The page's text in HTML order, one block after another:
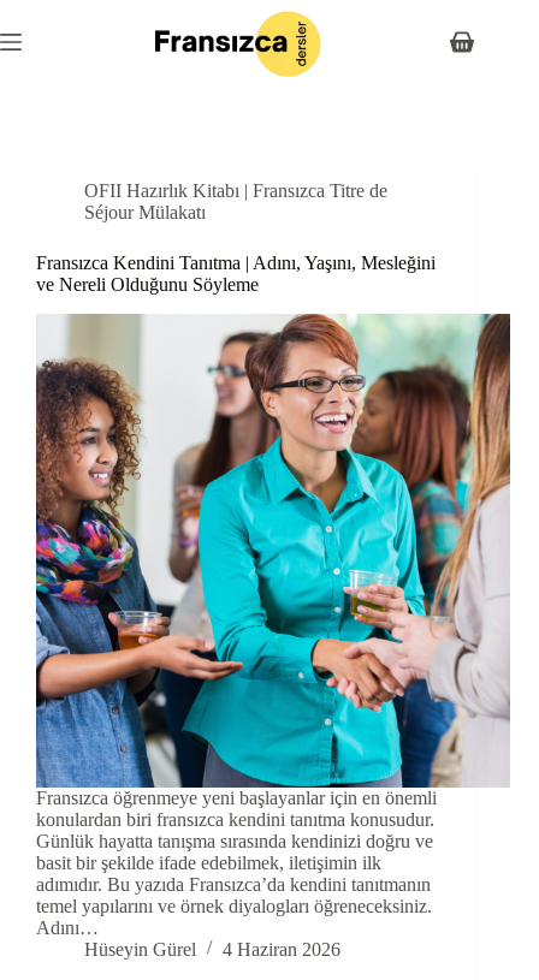
to
content
Shopping
OFII Hazırlık Kitabı | Fransızca Titre de
Séjour Mülakatı
Fransızca Kendini Tanıtma | Adını, Yaşını, Mesleğini
ve Nereli Olduğunu Söyleme
Fransızca öğrenmeye yeni başlayanlar için en önemli
konulardan biri fransızca kendini tanıtma konusudur.
Günlük hayatta tanışma sırasında kendinizi doğru ve
basit bir şekilde ifade edebilmek, iletişimin ilk
adımıdır. Bu yazıda Fransızca’da kendini tanıtmanın
temel yapılarını ve örnek diyalogları öğreneceksiniz.
Adını…
Hüseyin Gürel
4 Haziran 2026